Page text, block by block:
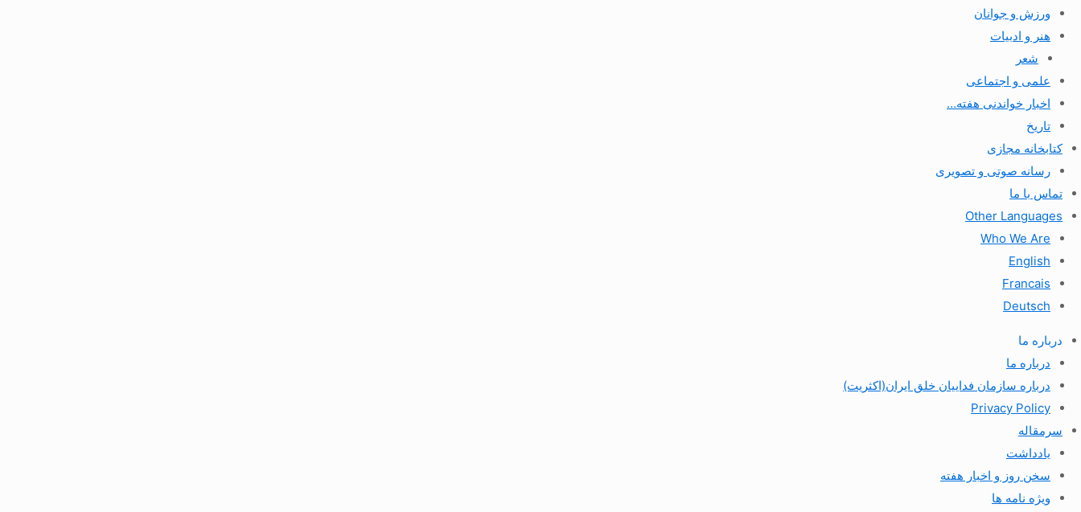
ورزش و جوانان
هنر و ادبیات
شعر
علمی و اجتماعی
اخبار خواندنی هفته…
تاریخ
کتابخانه مجازی
رسانه صوتی و تصویری
تماس با ما
Other Languages
Who We Are
English
Francais
Deutsch
درباره ما
درباره ما
درباره سازمان فداییان خلق ایران(اکثریت)
Privacy Policy
سرمقاله
یادداشت
سخن روز و اخبار هفته
ویژه نامه ها